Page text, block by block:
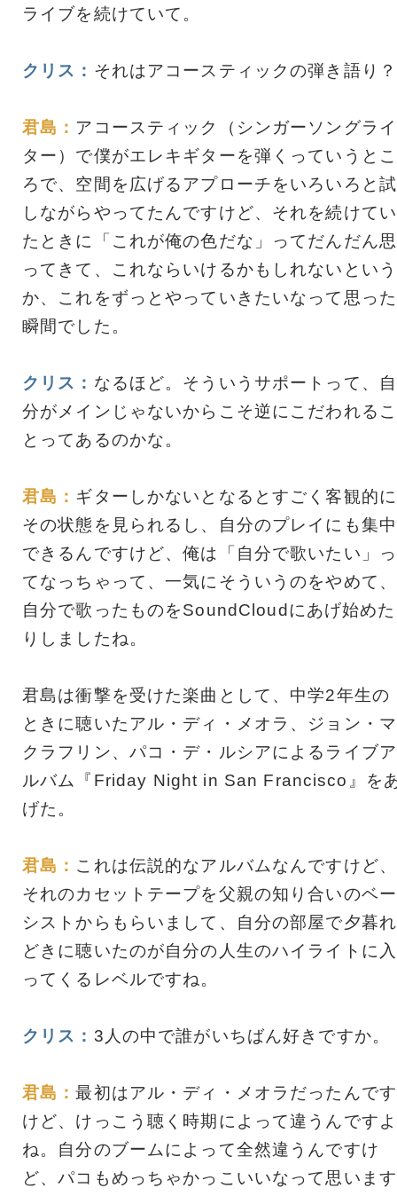
ライブを続けていて。
クリス： それはアコースティックの弾き語り？
君島： アコースティック（シンガーソングライ
ター）で僕がエレキギターを弾くっていうとこ
ろで、空間を広げるアプローチをいろいろと試
しながらやってたんですけど、それを続けてい
たときに「これが俺の色だな」ってだんだん思
ってきて、これならいけるかもしれないという
か、これをずっとやっていきたいなって思った
瞬間でした。
クリス： なるほど。そういうサポートって、自
分がメインじゃないからこそ逆にこだわれるこ
とってあるのかな。
君島： ギターしかないとなるとすごく客観的に
その状態を見られるし、自分のプレイにも集中
できるんですけど、俺は「自分で歌いたい」っ
てなっちゃって、一気にそういうのをやめて、
自分で歌ったものをSoundCloudにあげ始めた
りしましたね。
君島は衝撃を受けた楽曲として、中学2年生の
ときに聴いたアル・ディ・メオラ、ジョン・マ
クラフリン、パコ・デ・ルシアによるライブア
ルバム『Friday Night in San Francisco』を
げた。
君島： これは伝説的なアルバムなんですけど、
それのカセットテープを父親の知り合いのベー
シストからもらいまして、自分の部屋で夕暮れ
どきに聴いたのが自分の人生のハイライトに入
ってくるレベルですね。
クリス： 3人の中で誰がいちばん好きですか。
君島：最初はアル・ディ・メオラだったんです
けど、けっこう聴く時期によって違うんですよ
ね。自分のブームによって全然違うんですけ
ど、パコもめっちゃかっこいいなって思います